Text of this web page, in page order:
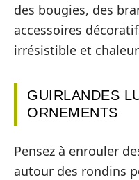
des bougies, des
accessoires
irrésistible et
GUIRLANDES
ORNEMENTS
Pensez à enrouler
autour des rondins